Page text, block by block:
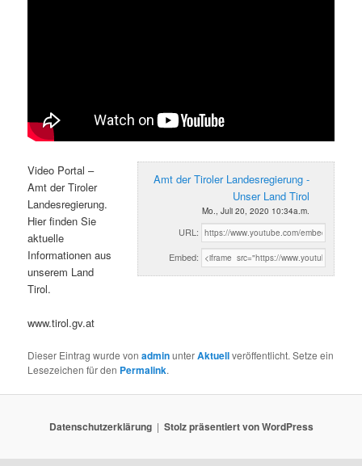
Amt der Tiroler Landesregierung -
Unser Land Tirol
Mo., Juli 20, 2020 10:34a.m.
URL:
Embed:
Video Portal –
Amt der Tiroler
Landesregierung.
Hier finden Sie
aktuelle
Informationen aus
unserem Land
Tirol.
www.tirol.gv.at
Dieser Eintrag wurde vonadminunterAktuellveröffentlicht. Setze ein
Lesezeichen für den Permalink.
Datenschutzerklärung Stolz präsentiert von WordPress